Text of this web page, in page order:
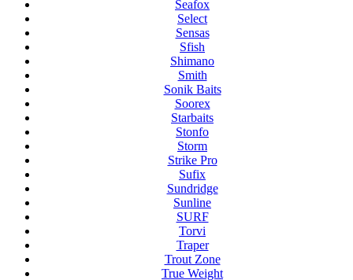
Seafox
Select
Sensas
Sfish
Shimano
Smith
Sonik Baits
Soorex
Starbaits
Stonfo
Storm
Strike Pro
Sufix
Sundridge
Sunline
SURF
Torvi
Traper
Trout Zone
True Weight